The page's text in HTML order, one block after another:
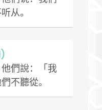
从。
們說：「我
不聽從。